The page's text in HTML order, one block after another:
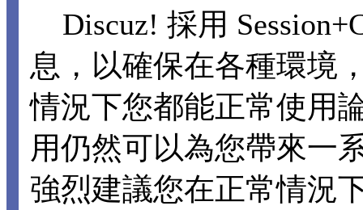
Discuz! 採用
息，以確保在各種環境
情況下您都能正常使用
用仍然可以為您帶來一
強烈建議您在正常情況